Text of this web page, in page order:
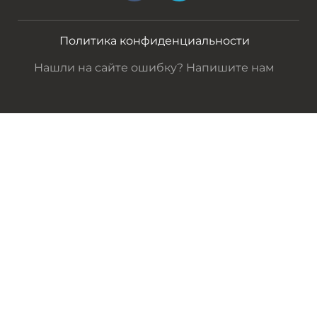
Политика конфиденциальности
Нашли на сайте ошибку? Напишите нам